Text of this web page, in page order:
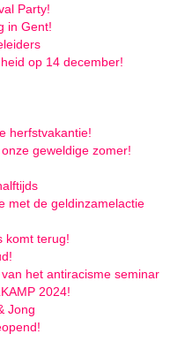
Party!
in Gent!
op 14 december!
herfstvakantie!
geweldige zomer!
met de geldinzamelactie
komt terug!
het antiracisme seminar
2024!
Jong